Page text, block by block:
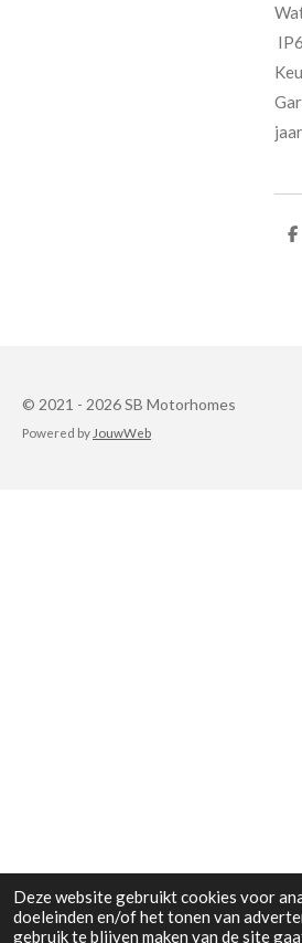
Deze website gebruikt cookies voor
doeleinden en/of het tonen van
gebruik te blijven maken van de site
jaar
D
© 2021 - 2026 SB Motorhomes
Powered by JouwWeb